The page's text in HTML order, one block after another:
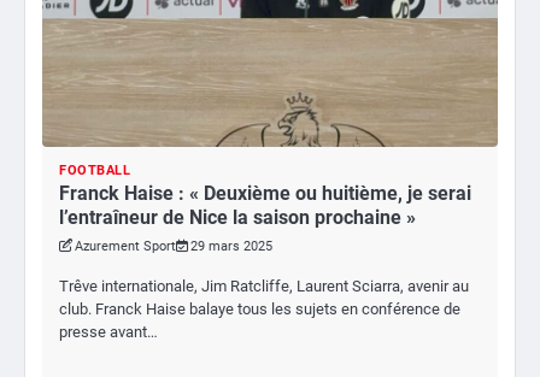
FOOTBALL
Franck Haise : « Deuxième ou huitième, je serai
l’entraîneur de Nice la saison prochaine »
Azurement Sport 29 mars 2025
Trêve internationale, Jim Ratcliffe, Laurent Sciarra, avenir au
club. Franck Haise balaye tous les sujets en conférence de
presse avant…